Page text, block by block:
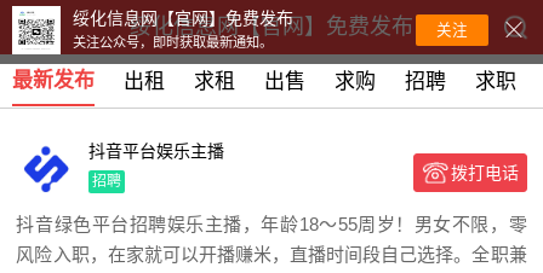
绥化信息网【官网】免费发布
最新发布 出租 求租 出售 求购 招聘 求职
抖音平台娱乐主播
招聘 拨打电话
抖音绿色平台招聘娱乐主播，年龄18～55周岁！男女不限，零
风险入职，在家就可以开播赚米，直播时间段自己选择。全职兼
绥化信息网【官网】免费发布
关注公众号，即时获取最新通知。
关注